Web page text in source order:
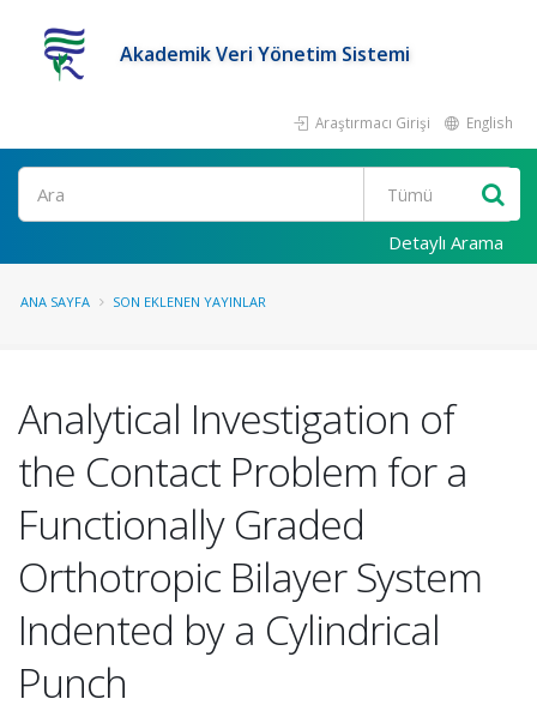
Akademik Veri Yönetim Sistemi
Araştırmacı Girişi English
Ara
Detaylı Arama
ANA SAYFA SON EKLENEN YAYINLAR
Analytical Investigation of
the Contact Problem for a
Functionally Graded
Orthotropic Bilayer System
Indented by a Cylindrical
Punch